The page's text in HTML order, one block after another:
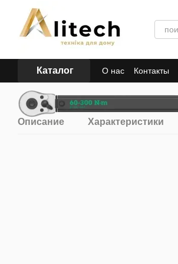
Перейти к основному контенту
Каталог О нас Контакты
Описание Характеристики